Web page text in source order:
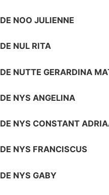
DE NOO JULIENNE
DE NUL RITA
DE NUTTE GERARDINA
DE NYS ANGELINA
DE NYS CONSTANT
DE NYS FRANCISCUS
DE NYS GABY